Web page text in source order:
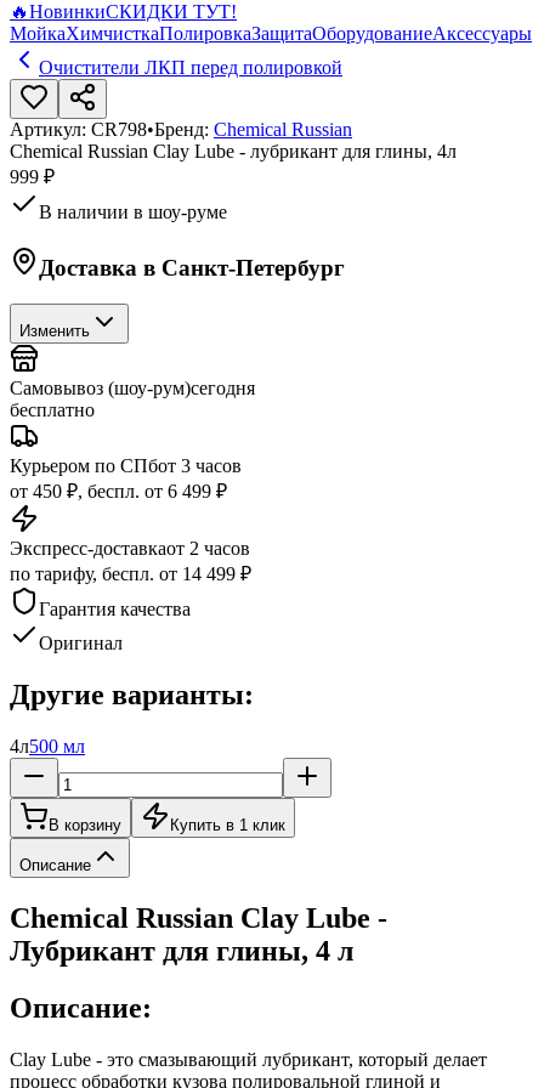
🔥НовинкиСКИДКИ ТУТ!
МойкаХимчисткаПолировкаЗащитаОборудованиеАксессуары
Очистители ЛКП перед полировкой
Артикул: CR798•Бренд: Chemical Russian
Chemical Russian Clay Lube - лубрикант для глины, 4л
999 ₽
В наличии в шоу-руме
Доставка в Санкт-Петербург
Изменить
Самовывоз (шоу-рум)сегодня
бесплатно
Курьером по СПбот 3 часов
от 450 ₽, беспл. от 6 499 ₽
Экспресс-доставкаот 2 часов
по тарифу, беспл. от 14 499 ₽
Гарантия качества
Оригинал
Другие варианты:
4л500 мл
В корзину Купить в 1 клик
Описание
Chemical Russian Clay Lube -
Лубрикант для глины, 4 л
Описание:
Clay Lube - это смазывающий лубрикант, который делает
процесс обработки кузова полировальной глиной и